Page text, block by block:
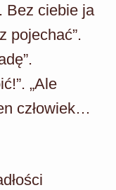
Bez ciebie ja
pojechać”.
„Ale
człowiek…